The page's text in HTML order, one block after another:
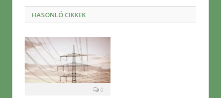
HASONLÓ CIKKEK
0